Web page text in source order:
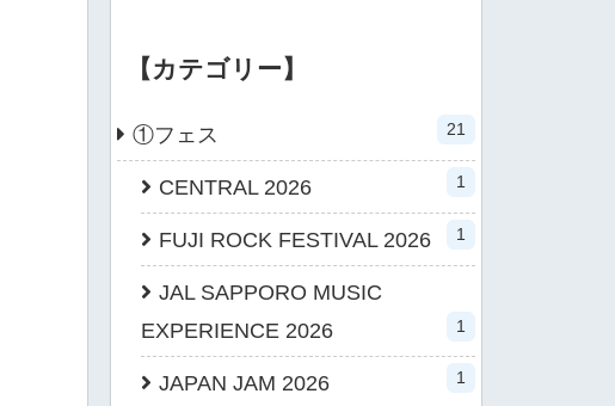
【カテゴリー】
①フェス 21
CENTRAL 2026 1
FUJI ROCK FESTIVAL 2026 1
JAL SAPPORO MUSIC
EXPERIENCE 2026
1
JAPAN JAM 2026 1